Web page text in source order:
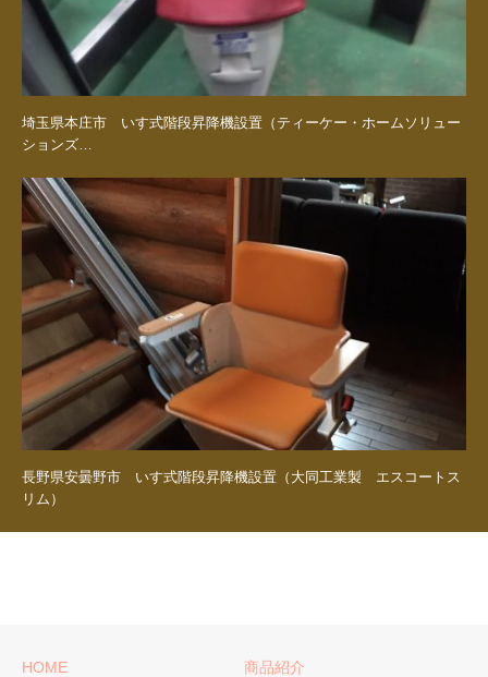
埼玉県本庄市 いす式階段昇降機設置（ティーケー・ホームソリュー
ションズ…
長野県安曇野市 いす式階段昇降機設置（大同工業製 エスコートス
リム）
HOME 商品紹介